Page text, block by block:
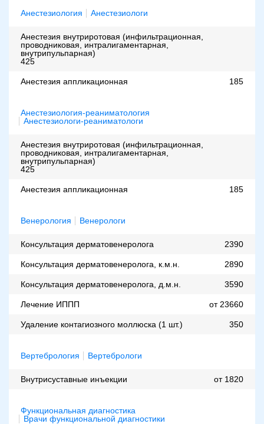
Анестезиология Анестезиологи
Анестезия внутриротовая (инфильтрационная,
проводниковая, интралигаментарная,
внутрипульпарная)
425
Анестезия аппликационная 185
Анестезиология-реаниматология
Анестезиологи-реаниматологи
Анестезия внутриротовая (инфильтрационная,
проводниковая, интралигаментарная,
внутрипульпарная)
425
Анестезия аппликационная 185
Венерология Венерологи
Консультация дерматовенеролога 2390
Консультация дерматовенеролога, к.м.н. 2890
Консультация дерматовенеролога, д.м.н. 3590
Лечение ИППП от 23660
Удаление контагиозного моллюска (1 шт.) 350
Вертебрология Вертебрологи
Внутрисуставные инъекции от 1820
Функциональная диагностика
Врачи функциональной диагностики